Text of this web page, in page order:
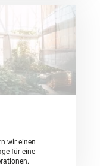
wir einen
für eine